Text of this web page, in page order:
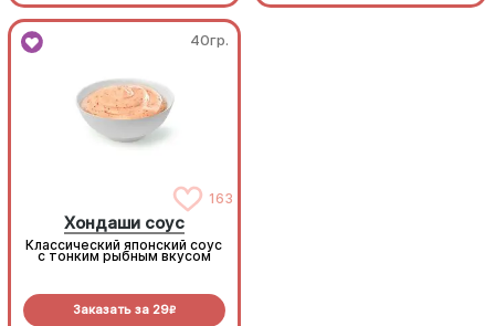
40гр.
163
Хондаши соус
Классический японский соус
с тонким рыбным вкусом
Заказать за 29R